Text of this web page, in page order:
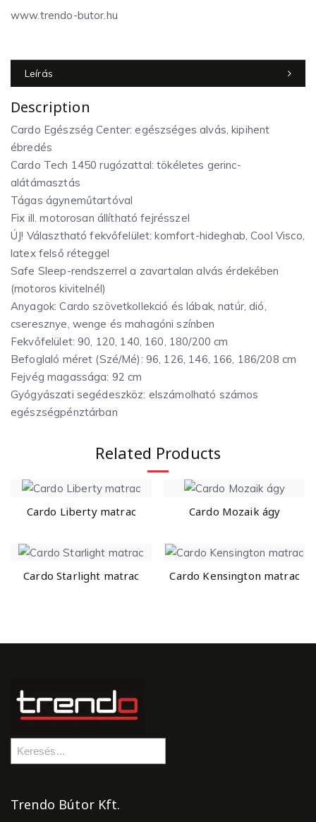
www.trendo-butor.hu
Leírás
Description
Cardo Egészség Center: egészséges alvás, kipihent
ébredés
Cardo Tech 1450 rugózattal: tökéletes gerinc-
alátámasztás
Tágas ágyneműtartóval
Fix ill. motorosan állítható fejrésszel
ÚJ! Választható fekvőfelület: komfort-hideghab, Cool Visco,
latex felső réteggel
Safe Sleep-rendszerrel a zavartalan alvás érdekében
(motoros kivitelnél)
Anyagok: Cardo szövetkollekció és lábak, natúr, dió,
cseresznye, wenge és mahagóni színben
Fekvőfelület: 90, 120, 140, 160, 180/200 cm
Befoglaló méret (Szé/Mé): 96, 126, 146, 166, 186/208 cm
Fejvég magassága: 92 cm
Gyógyászati segédeszköz: elszámolható számos
egészségpénztárban
Related Products
Cardo Liberty matrac Cardo Mozaik ágy
Cardo Starlight matrac Cardo Kensington matrac
Trendo Bútor Kft.